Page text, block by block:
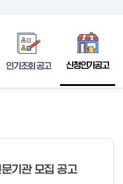
인기조회 공고 신청인기공고
기관 모집 공고